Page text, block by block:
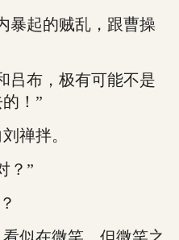
起的贼乱，跟曹操
布，极有可能不是
！”
禅拌。
？”